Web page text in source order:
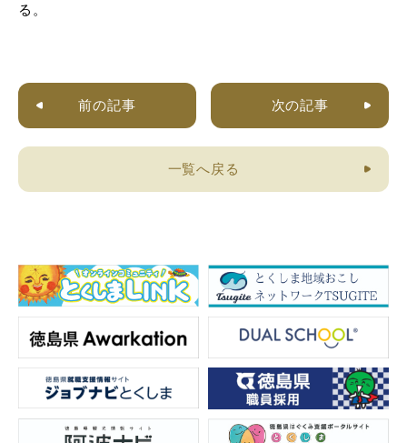
る。
前の記事 次の記事
一覧へ戻る